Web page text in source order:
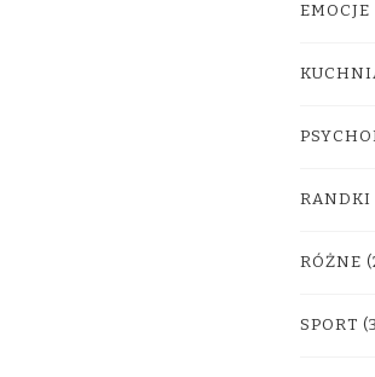
EMOCJE
RANDKI
RÓŻNE
SPORT